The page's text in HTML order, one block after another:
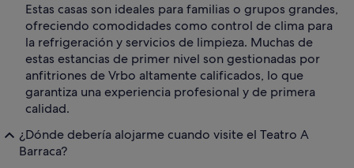
Estas casas son ideales para familias o grupos grandes,
ofreciendo comodidades como control de clima para
la refrigeración y servicios de limpieza. Muchas de
estas estancias de primer nivel son gestionadas por
anfitriones de Vrbo altamente calificados, lo que
garantiza una experiencia profesional y de primera
calidad.
¿Dónde debería alojarme cuando visite el Teatro A
Barraca?